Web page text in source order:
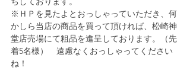
※ＨＰを見たよとおっしゃっていただき、何
かしら当店の商品を買って頂ければ、松崎神
堂店売場にて粗品を進呈しております。（先
着5名様）　遠慮なくおっしゃってください
ね！